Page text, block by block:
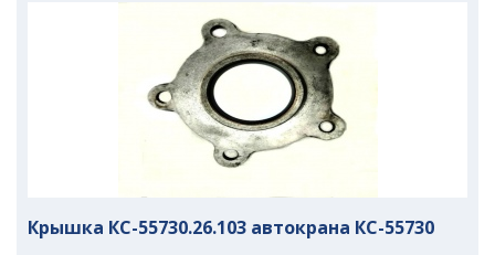
Крышка КС-55730.26.103 автокрана КС-55730